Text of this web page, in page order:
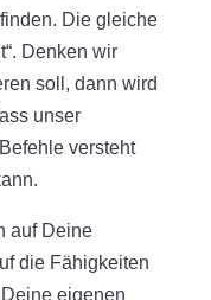
Die gleiche
Denken wir
soll, dann wird
unser
versteht
auf Deine
die Fähigkeiten
eigenen